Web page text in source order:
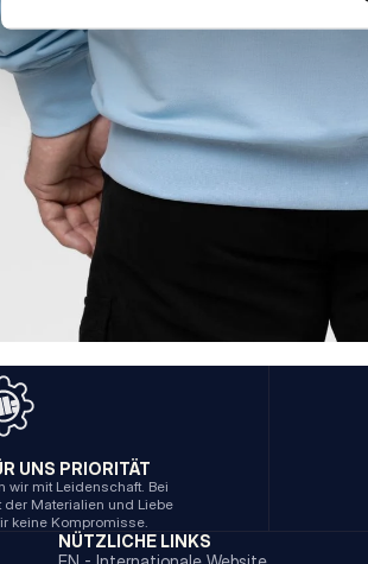
UNS PRIORITÄT
wir mit Leidenschaft. Bei
Materialien und Liebe
keine Kompromisse.
NÜTZLICHE LINKS